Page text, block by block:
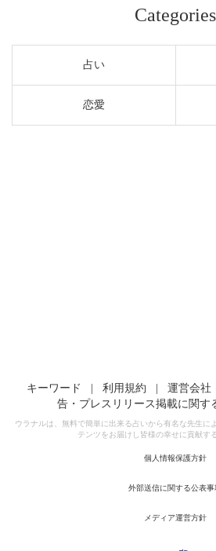
Categories
占い
恋愛
キーワード | 利用規約 | 運営会社
告・プレスリリース掲載に関す
ウラナルは、無料で簡単に出来る占いから有名な先生に
テンツをお届けし皆様の幸せに貢献す
個人情報保護方針
外部送信に関する公表事
メディア運営方針